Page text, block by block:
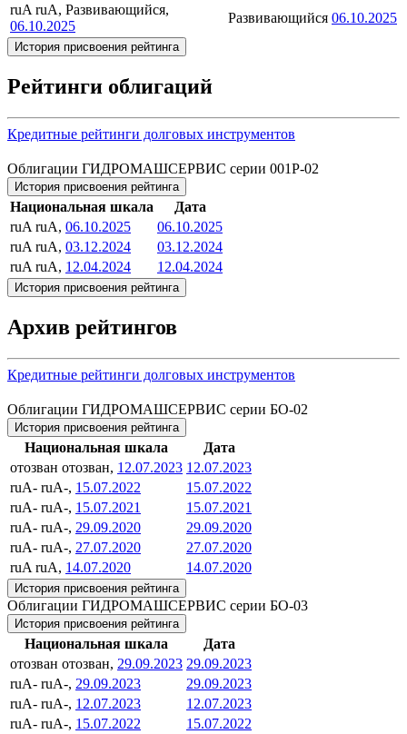
ruA ruA, Развивающийся,
06.10.2025
Развивающийся 06.10.2025
История присвоения рейтинга
Рейтинги облигаций
Кредитные рейтинги долговых инструментов
Облигации ГИДРОМАШСЕРВИС серии 001Р-02
История присвоения рейтинга
Национальная шкала
Дата
ruA ruA, 06.10.2025
06.10.2025
ruA ruA, 03.12.2024
03.12.2024
ruA ruA, 12.04.2024 12.04.2024
История присвоения рейтинга
Архив рейтингов
Кредитные рейтинги долговых инструментов
Облигации ГИДРОМАШСЕРВИС серии БО-02
История присвоения рейтинга
Национальная шкала
Дата
отозван отозван, 12.07.2023 12.07.2023
ruA- ruA-, 15.07.2022
15.07.2022
ruA- ruA-, 15.07.2021
15.07.2021
ruA- ruA-, 29.09.2020
29.09.2020
ruA- ruA-, 27.07.2020
27.07.2020
ruA ruA, 14.07.2020 14.07.2020
История присвоения рейтинга
Облигации ГИДРОМАШСЕРВИС серии БО-03
История присвоения рейтинга
Национальная шкала
Дата
отозван отозван, 29.09.2023 29.09.2023
ruA- ruA-, 29.09.2023
29.09.2023
ruA- ruA-, 12.07.2023
12.07.2023
ruA- ruA-, 15.07.2022
15.07.2022